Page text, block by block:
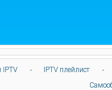
· IPTV плейлист
·